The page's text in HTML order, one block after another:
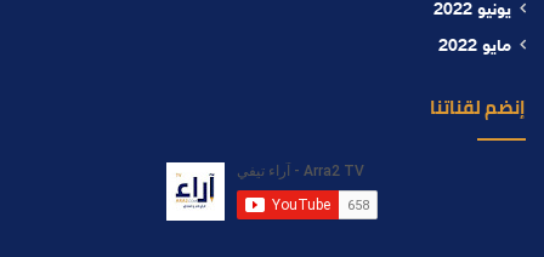
يونيو 2022
مايو 2022
إنضم لقناتنا